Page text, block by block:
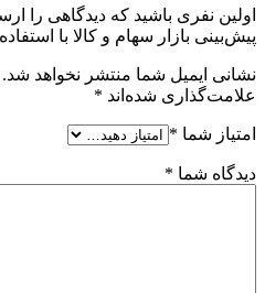
اولین نفری باشید که دیدگاهی را
پیش‌بینی بازار سهام و کالا با
نشانی ایمیل شما منتشر نخواهد شد.
علامت‌گذاری شده‌اند *
امتیاز شما *
دیدگاه شما *